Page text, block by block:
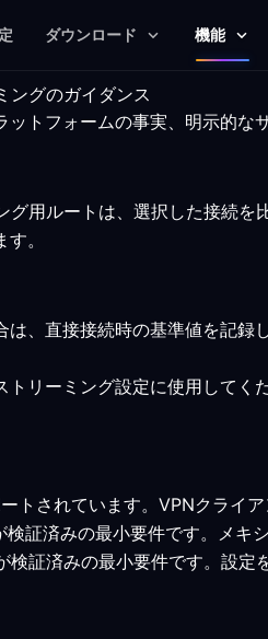
ダウンロード 機能
ングのガイダンス
ットフォームの事実、明示的
グ用ルートは、選択した接続
。
は、直接接続時の基準値を記
トリーミング設定に使用して
トされています。VPNクライ
証済みの最小要件です。メキ
検証済みの最小要件です。設